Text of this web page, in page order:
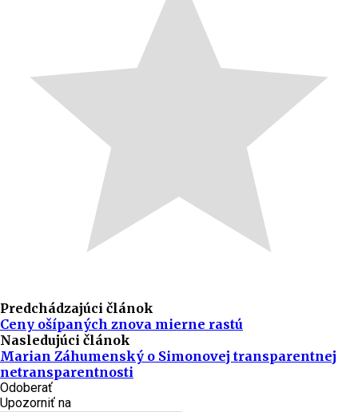
Predchádzajúci článok
Ceny ošípaných znova mierne rastú
Nasledujúci článok
Marian Záhumenský o Simonovej transparentnej
netransparentnosti
Odoberať
Upozorniť na